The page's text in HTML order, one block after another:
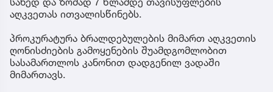
აღკვეთას ითვალისწინებს.
პროკურატურა ბრალდებულების მიმართ აღკვეთის
ღონისძიების გამოყენების შუამდგომლობით
სასამართლოს კანონით დადგენილ ვადაში
მიმართავს.